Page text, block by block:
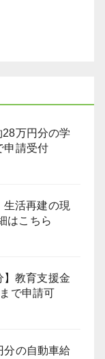
28万円分の学
申請受付
生活再建の現
はこちら
】教育支援金
で申請可
分の自動車給